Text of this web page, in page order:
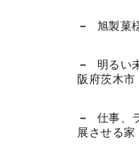
旭製菓
明るい
阪府茨木市
仕事、
展させる